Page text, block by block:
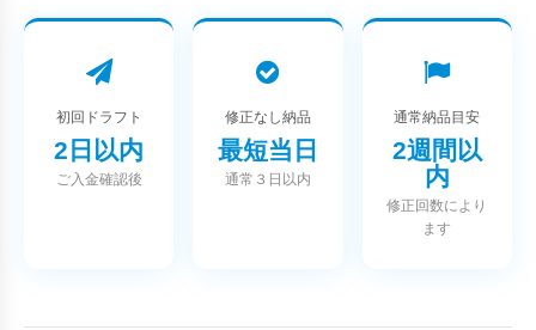
初回ドラフト
2日以内
ご入金確認後
修正なし納品
最短当日
通常３日以内
通常納品目安
2週間以
内
修正回数により
ます